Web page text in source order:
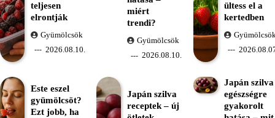
teljesen
elrontják
Gyümölcsök
2026.08.10.
miért
trendi?
Gyümölcsök
2026.08.10.
ültess el a
kertedben
Este eszel
gyümölcsöt?
Ezt jobb, ha
Japán szilva
receptek – új
Japán szilva
egészségre
gyakorolt